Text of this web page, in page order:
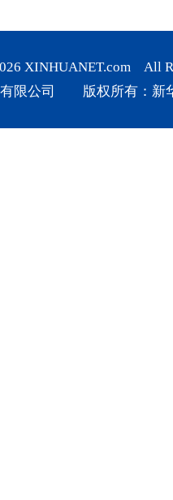
XINHUANET.com All
有限公司 版权所有：新